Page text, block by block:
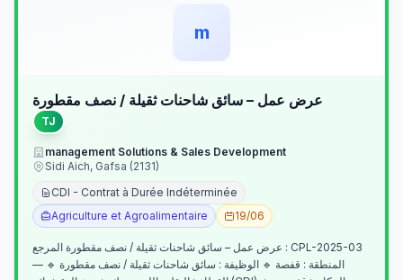
m
عرض عمل – سائق شاحنات ثقيلة / نصف مقطورة
TJ
management Solutions & Sales Development
Sidi Aich, Gafsa (2131)
CDI - Contrat à Durée Indéterminée
Agriculture et Agroalimentaire
19/06
عرض عمل – سائق شاحنات ثقيلة / نصف مقطورة المرجع : CPL-2025-03
— المنطقة : قفصة 🔹 الوظيفة : سائق شاحنات ثقيلة / نصف مقطورة 🔹